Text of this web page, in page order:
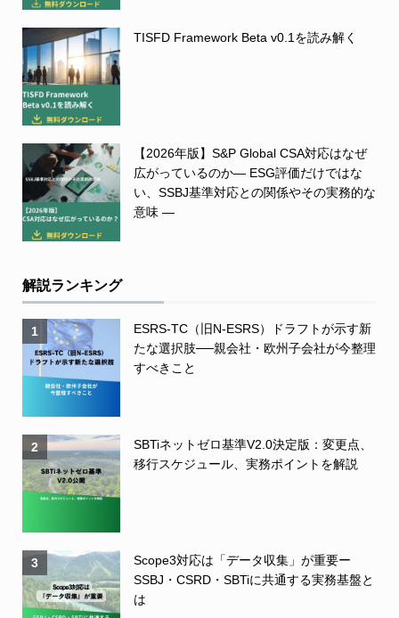
TISFD Framework Beta v0.1を読み解く
【2026年版】S&P Global CSA対応はなぜ
広がっているのか― ESG評価だけではな
い、SSBJ基準対応との関係やその実務的な
意味 ―
解説ランキング
1
ESRS-TC（旧N-ESRS）ドラフトが示す新
たな選択肢──親会社・欧州子会社が今整理
すべきこと
2
SBTiネットゼロ基準V2.0決定版：変更点、
移行スケジュール、実務ポイントを解説
3
Scope3対応は「データ収集」が重要ー
SSBJ・CSRD・SBTiに共通する実務基盤と
は